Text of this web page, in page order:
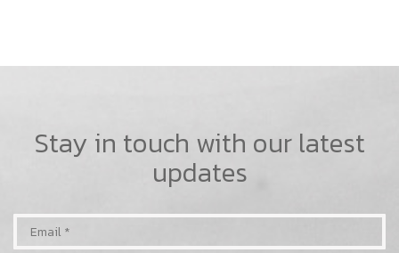
Stay in touch with our latest
updates